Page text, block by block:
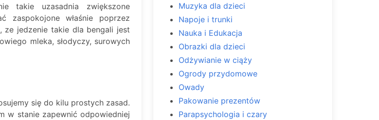
takie uzasadnia zwiększone
zaspokojone właśnie poprzez
ze jedzenie takie dla bengali jest
mleka, słodyczy, surowych
się do kilu prostych zasad.
w stanie zapewnić odpowiedniej
Muzyka dla dzieci
Napoje i trunki
Nauka i Edukacja
Obrazki dla dzieci
Odżywianie w ciąży
Ogrody przydomowe
Owady
Pakowanie prezentów
Parapsychologia i czary